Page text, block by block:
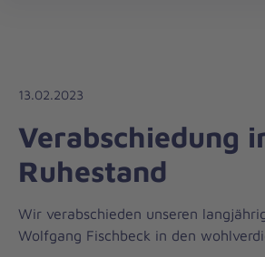
Leben
13.02.2023
Verabschiedung
Ruhestand
Wir verabschieden unseren
Wolfgang Fischbeck in den